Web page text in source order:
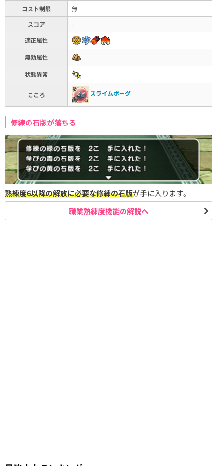
コスト制限
無
スコア
-
適正属性
無効属性
状態異常
こころ スライムボーグ
修練の石版が落ちる
熟練度6以降の解放に必要な修練の石版が手に入ります。
職業熟練度機能の解説へ